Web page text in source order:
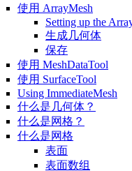
使用 ArrayMesh
Setting up the
生成几何体
保存
使用 MeshDataTool
使用 SurfaceTool
Using ImmediateMesh
什么是几何体？
什么是网格？
什么是网格
表面
表面数组